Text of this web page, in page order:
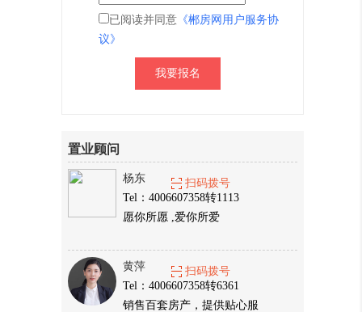
已阅读并同意 《郴房网用户服务协
议》
置业顾问
杨东
Tel：4006607358转1113
愿你所愿 ,爱你所爱
扫码拨号
黄萍
Tel：4006607358转6361
销售百套房产，提供贴心服
扫码拨号